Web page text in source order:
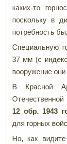
каких-то
поскольку в
потребность
Специальную
37 мм (с
вооружение
В Красной
Отечественной
12 обр. 1943
для горных
Но, как видите